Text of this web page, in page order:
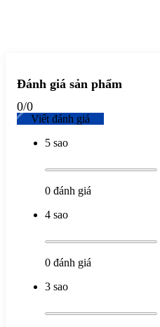
Đánh giá sản phẩm
0/0
Viết đánh giá
5 sao
0 đánh giá
4 sao
0 đánh giá
3 sao